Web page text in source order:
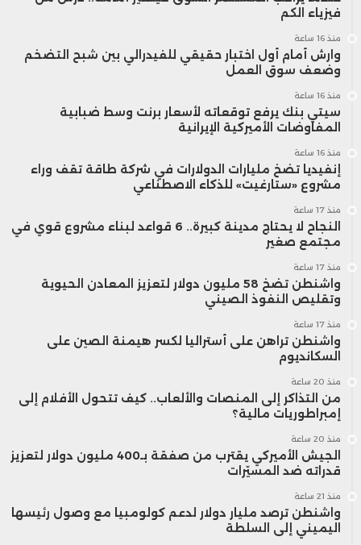
فيزياء الكم
منذ 16 ساعة
وارش أمام أول اختبار حقيقي للفيدرالي بين شبح التضخم
وضعف سوق العمل
منذ 16 ساعة
سيتي بنك يرفع توقعاته لأسعار برنت وسط ضبابية
المفاوضات الأميركية الإيرانية
منذ 16 ساعة
إنفيديا تضخ مليارات الدولارات في شركة طاقة تقف وراء
مشروع «ستارغيت» للذكاء الاصطناعي
منذ 17 ساعة
النجاح لا يحتاج مدينة كبيرة.. 6 قواعد لبناء مشروع قوي في
مجتمع صغير
منذ 17 ساعة
واشنطن تضخ 58 مليون دولار لتعزيز المعادن الحيوية
وتقليص النفوذ الصيني
منذ 17 ساعة
واشنطن تراهن على أستراليا لكسر هيمنة الصين على
السكانديوم
منذ 20 ساعة
من التذاكر إلى المنصات والألعاب.. كيف تتحول الأفلام إلى
إمبراطوريات مالية؟
منذ 20 ساعة
الجيش الأميركي يقترب من صفقة بـ400 مليون دولار لتعزيز
قدراته ضد المسيّرات
منذ 21 ساعة
واشنطن ترصد مليار دولار لدعم كولومبيا مع وصول رئيسها
اليميني إلى السلطة